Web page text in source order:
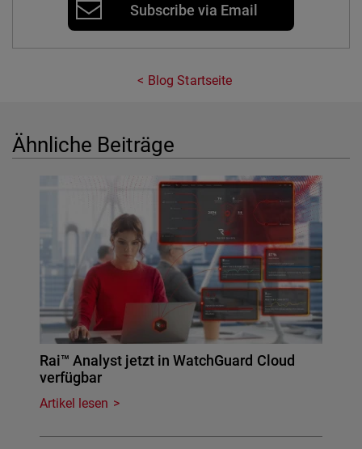
Subscribe via Email
Blog Startseite
Ähnliche Beiträge
Rai™ Analyst jetzt in WatchGuard Cloud
verfügbar
Artikel lesen